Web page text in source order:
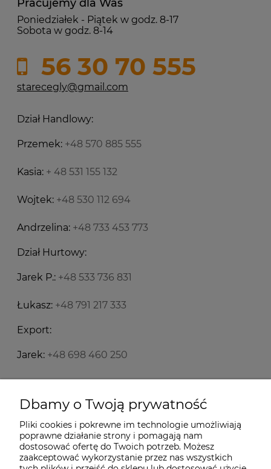
Pracujemy dla Was
Poniedziałek - Piątek w godz. 8-17
Sobota w godz. 8-14
56 30 70 555
starecegly@gmail.com
Dział Handlowy:
Przemek: +48 570 885 555
Kasia: + 48 531 155 132
Wojtek: +48 530 112 694
Andrzelina: +48 733 453 773
Dział Hurtowy:
Jarek P.: +48 533 736 831
Łukasz: +48 791 217 333
Export:
Jarek: +48 698 460 250
Starecegly.com
Płatności i dostawa
Dbamy o Twoją prywatność
Pliki cookies i pokrewne im technologie umożliwiają
poprawne działanie strony i pomagają nam
dostosować ofertę do Twoich potrzeb. Możesz
zaakceptować wykorzystanie przez nas wszystkich